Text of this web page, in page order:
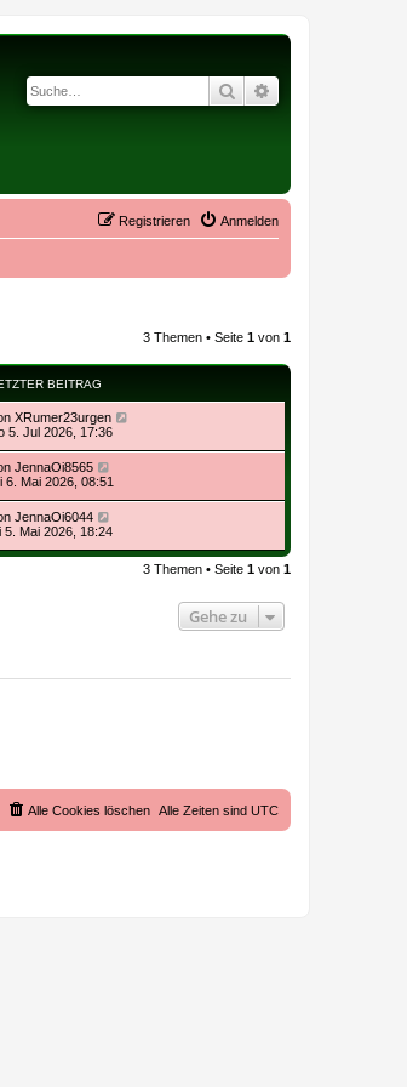
Suche
Anmelden
Registrieren
3 Themen • Seite 1 von 1
BEITRAG
XRumer23urgen
5. Jul 2026, 17:36
JennaOi8565
6. Mai 2026, 08:51
JennaOi6044
5. Mai 2026, 18:24
3 Themen • Seite 1 von 1
Gehe zu
Alle Zeiten sind UTC
Alle Cookies löschen